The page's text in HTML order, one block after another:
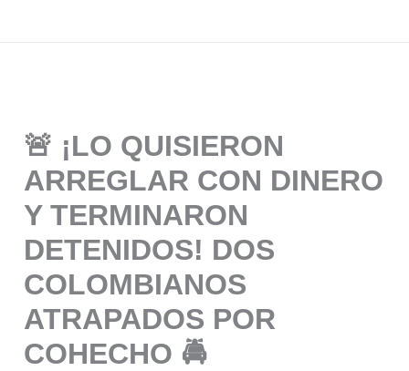
🚨 ¡LO QUISIERON
ARREGLAR CON DINERO
Y TERMINARON
DETENIDOS! DOS
COLOMBIANOS
ATRAPADOS POR
COHECHO 🚔